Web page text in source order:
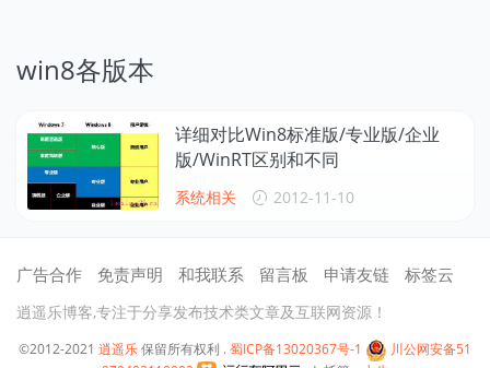
win8各版本
详细对比Win8标准版/专业版/企业
版/WinRT区别和不同
系统相关 2012-11-10
广告合作 免责声明 和我联系 留言板 申请友链 标签云
逍遥乐博客,专注于分享发布技术类文章及互联网资源！
©2012-2021 逍遥乐保留所有权利 . 蜀ICP备13020367号-1
川公网安备51